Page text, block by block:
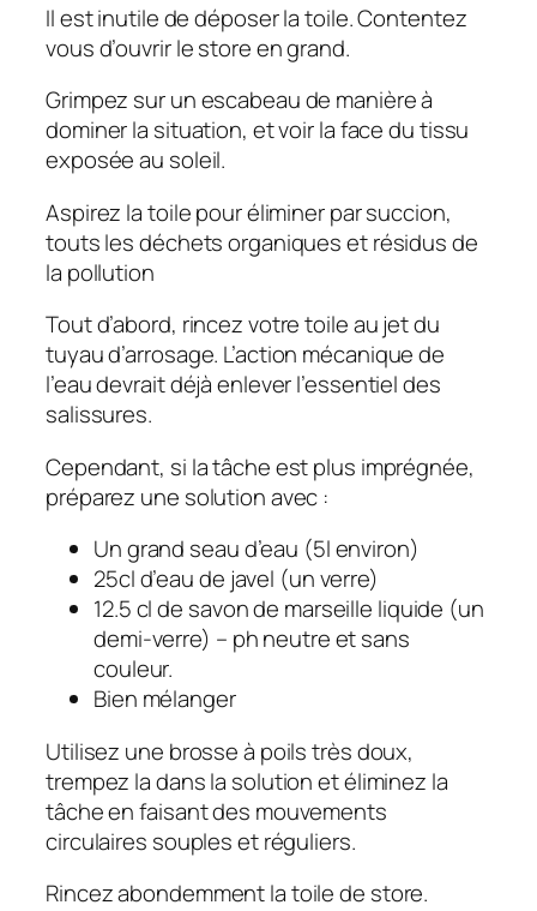
Il est inutile de déposer la toile. Contentez
vous d’ouvrir le store en grand.
Grimpez sur un escabeau de manière à
dominer la situation, et voir la face du tissu
exposée au soleil.
Aspirez la toile pour éliminer par succion,
touts les déchets organiques et résidus de
la pollution
Tout d’abord, rincez votre toile au jet du
tuyau d’arrosage. L’action mécanique de
l’eau devrait déjà enlever l’essentiel des
salissures.
Cependant, si la tâche est plus imprégnée,
préparez une solution avec :
Un grand seau d’eau (5l environ)
25cl d’eau de javel (un verre)
12.5 cl de savon de marseille liquide (un
demi-verre) – ph neutre et sans
couleur.
Bien mélanger
Utilisez une brosse à poils très doux,
trempez la dans la solution et éliminez la
tâche en faisant des mouvements
circulaires souples et réguliers.
Rincez abondemment la toile de store.